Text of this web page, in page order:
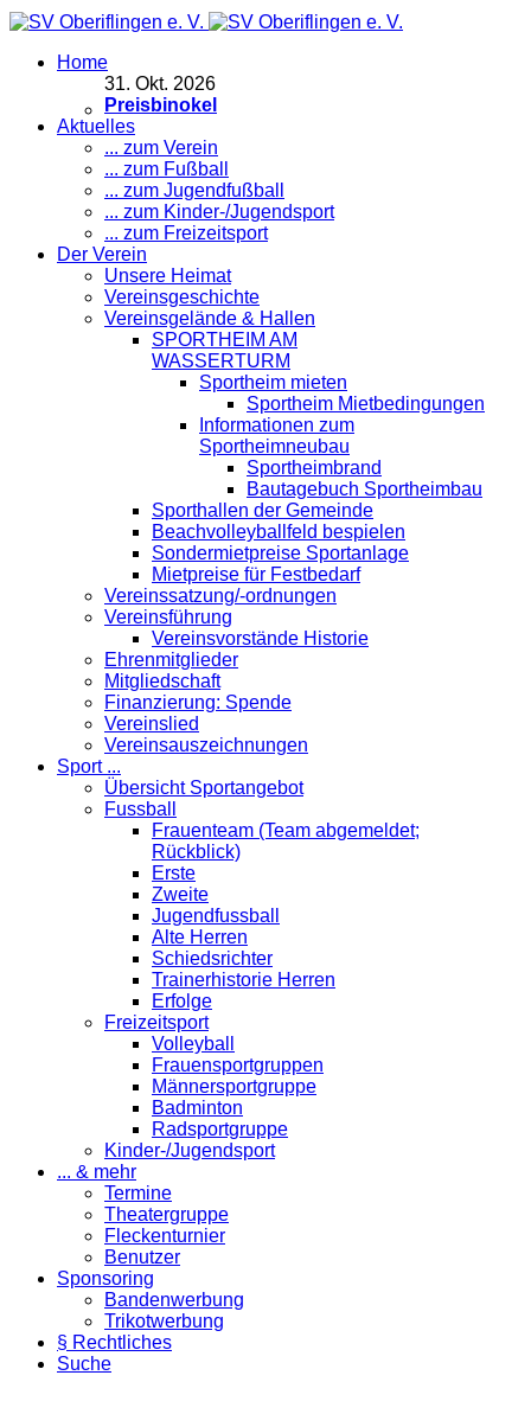
Home
31. Okt. 2026
Preisbinokel
Aktuelles
... zum Verein
... zum Fußball
... zum Jugendfußball
... zum Kinder-/Jugendsport
... zum Freizeitsport
Der Verein
Unsere Heimat
Vereinsgeschichte
Vereinsgelände & Hallen
SPORTHEIM AM
WASSERTURM
Sportheim mieten
Sportheim Mietbedingungen
Informationen zum
Sportheimneubau
Sportheimbrand
Bautagebuch Sportheimbau
Sporthallen der Gemeinde
Beachvolleyballfeld bespielen
Sondermietpreise Sportanlage
Mietpreise für Festbedarf
Vereinssatzung/-ordnungen
Vereinsführung
Vereinsvorstände Historie
Ehrenmitglieder
Mitgliedschaft
Finanzierung: Spende
Vereinslied
Vereinsauszeichnungen
Sport ...
Übersicht Sportangebot
Fussball
Frauenteam (Team abgemeldet;
Rückblick)
Erste
Zweite
Jugendfussball
Alte Herren
Schiedsrichter
Trainerhistorie Herren
Erfolge
Freizeitsport
Volleyball
Frauensportgruppen
Männersportgruppe
Badminton
Radsportgruppe
Kinder-/Jugendsport
... & mehr
Termine
Theatergruppe
Fleckenturnier
Benutzer
Sponsoring
Bandenwerbung
Trikotwerbung
§ Rechtliches
Suche